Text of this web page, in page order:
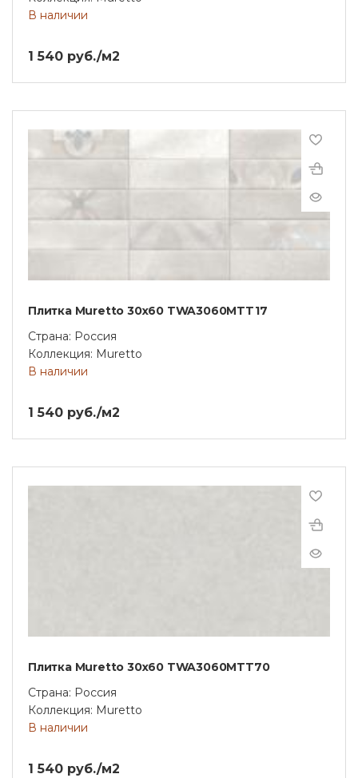
В наличии
1 540 руб./м2
Плитка Muretto 30x60 TWA3060MTT17
Страна: Россия
Коллекция: Muretto
В наличии
1 540 руб./м2
Плитка Muretto 30x60 TWA3060MTT70
Страна: Россия
Коллекция: Muretto
В наличии
1 540 руб./м2